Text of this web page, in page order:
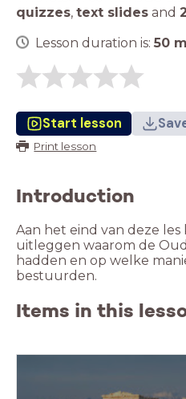
quizzes, text slides and
Lesson duration is: 50
Start lesson
Print lesson
Introduction
Aan het eind van deze
uitleggen waarom de
hadden en op welke
bestuurden.
Items in this